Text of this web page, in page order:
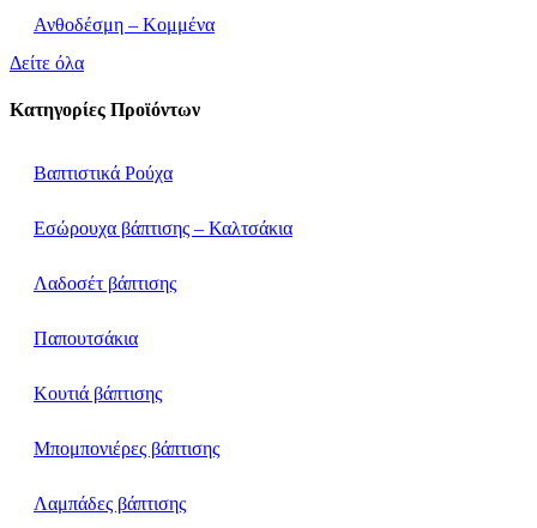
Ανθοδέσμη – Κομμένα
Δείτε όλα
Κατηγορίες Προϊόντων
Βαπτιστικά Ρούχα
Εσώρουχα βάπτισης – Καλτσάκια
Λαδοσέτ βάπτισης
Παπουτσάκια
Κουτιά βάπτισης
Μπομπονιέρες βάπτισης
Λαμπάδες βάπτισης